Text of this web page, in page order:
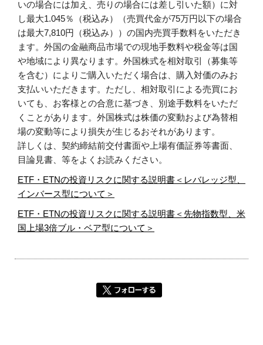
いの場合には加え、売りの場合には差し引いた額）に対
し最大1.045％（税込み）（売買代金が75万円以下の場合
は最大7,810円（税込み））の国内売買手数料をいただき
ます。外国の金融商品市場での現地手数料や税金等は国
や地域により異なります。外国株式を相対取引（募集等
を含む）によりご購入いただく場合は、購入対価のみお
支払いいただきます。ただし、相対取引による売買にお
いても、お客様との合意に基づき、別途手数料をいただ
くことがあります。外国株式は株価の変動および為替相
場の変動等により損失が生じるおそれがあります。
詳しくは、契約締結前交付書面や上場有価証券等書面、
目論見書、等をよくお読みください。
ETF・ETNの投資リスクに関する説明書＜レバレッジ型、
インバース型について＞
ETF・ETNの投資リスクに関する説明書＜先物指数型、米
国上場3倍ブル・ベア型について＞